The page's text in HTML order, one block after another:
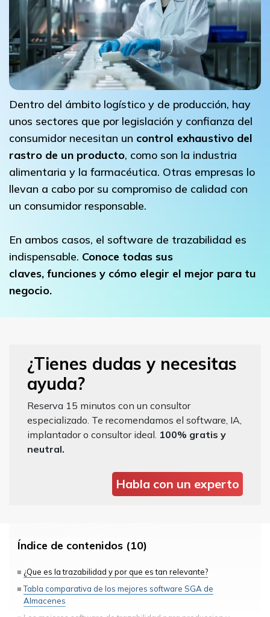
Dentro del ámbito logístico y de producción, hay
unos sectores que por legislación y confianza del
consumidor necesitan un control exhaustivo del
rastro de un producto, como son la industria
alimentaria y la farmacéutica. Otras empresas lo
llevan a cabo por su compromiso de calidad con
un consumidor responsable.
En ambos casos, el software de trazabilidad es
indispensable. Conoce todas sus
claves, funciones y cómo elegir el mejor para tu
negocio.
¿Tienes dudas y necesitas
ayuda?
Reserva 15 minutos con un consultor
especializado. Te recomendamos el software, IA,
implantador o consultor ideal. 100% gratis y
neutral.
Habla con un experto
Índice de contenidos (10)
¿Que es la trazabilidad y por que es tan relevante?
Tabla comparativa de los mejores software SGA de
Almacenes